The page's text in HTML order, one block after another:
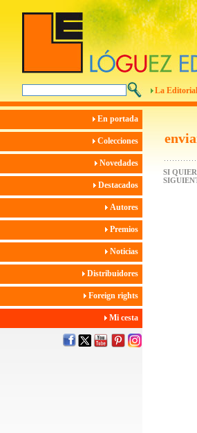
La Editorial
En portada
Colecciones
Novedades
Destacados
Autores
Premios
Noticias
Distribuidores
Foreign rights
Mi cesta
SI